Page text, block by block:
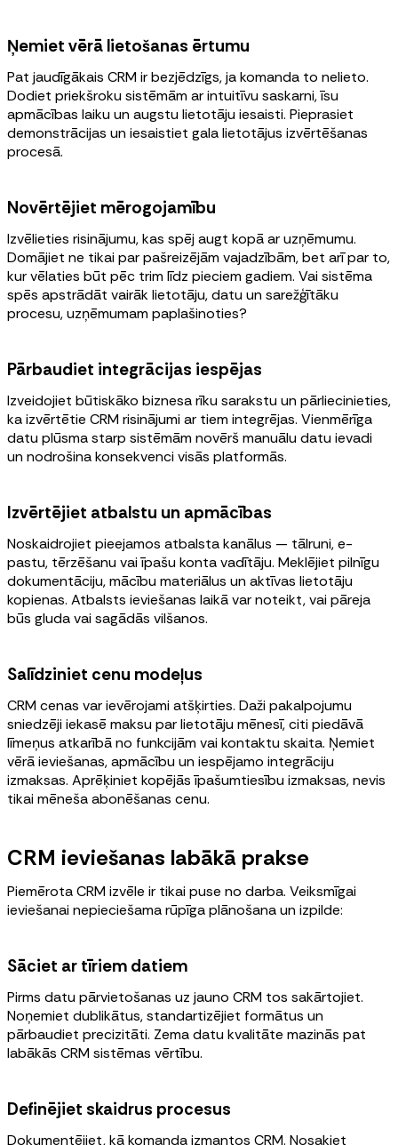
Ņemiet vērā lietošanas ērtumu
Pat jaudīgākais CRM ir bezjēdzīgs, ja komanda to nelieto.
Dodiet priekšroku sistēmām ar intuitīvu saskarni, īsu
apmācības laiku un augstu lietotāju iesaisti. Pieprasiet
demonstrācijas un iesaistiet gala lietotājus izvērtēšanas
procesā.
Novērtējiet mērogojamību
Izvēlieties risinājumu, kas spēj augt kopā ar uzņēmumu.
Domājiet ne tikai par pašreizējām vajadzībām, bet arī par to,
kur vēlaties būt pēc trim līdz pieciem gadiem. Vai sistēma
spēs apstrādāt vairāk lietotāju, datu un sarežģītāku
procesu, uzņēmumam paplašinoties?
Pārbaudiet integrācijas iespējas
Izveidojiet būtiskāko biznesa rīku sarakstu un pārliecinieties,
ka izvērtētie CRM risinājumi ar tiem integrējas. Vienmērīga
datu plūsma starp sistēmām novērš manuālu datu ievadi
un nodrošina konsekvenci visās platformās.
Izvērtējiet atbalstu un apmācības
Noskaidrojiet pieejamos atbalsta kanālus — tālruni, e-
pastu, tērzēšanu vai īpašu konta vadītāju. Meklējiet pilnīgu
dokumentāciju, mācību materiālus un aktīvas lietotāju
kopienas. Atbalsts ieviešanas laikā var noteikt, vai pāreja
būs gluda vai sagādās vilšanos.
Salīdziniet cenu modeļus
CRM cenas var ievērojami atšķirties. Daži pakalpojumu
sniedzēji iekasē maksu par lietotāju mēnesī, citi piedāvā
līmeņus atkarībā no funkcijām vai kontaktu skaita. Ņemiet
vērā ieviešanas, apmācību un iespējamo integrāciju
izmaksas. Aprēķiniet kopējās īpašumtiesību izmaksas, nevis
tikai mēneša abonēšanas cenu.
CRM ieviešanas labākā prakse
Piemērota CRM izvēle ir tikai puse no darba. Veiksmīgai
ieviešanai nepieciešama rūpīga plānošana un izpilde:
Sāciet ar tīriem datiem
Pirms datu pārvietošanas uz jauno CRM tos sakārtojiet.
Noņemiet dublikātus, standartizējiet formātus un
pārbaudiet precizitāti. Zema datu kvalitāte mazinās pat
labākās CRM sistēmas vērtību.
Definējiet skaidrus procesus
Dokumentējiet, kā komanda izmantos CRM. Nosakiet